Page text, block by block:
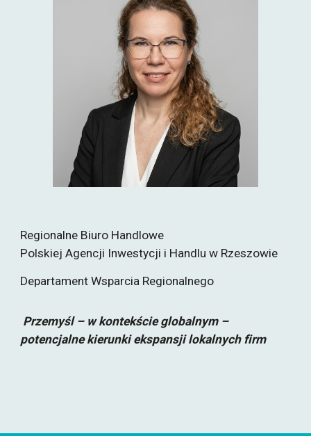
Regionalne Biuro Handlowe
Polskiej Agencji Inwestycji i Handlu w Rzeszowie
Departament Wsparcia Regionalnego
Przemyśl – w kontekście globalnym –
potencjalne kierunki ekspansji lokalnych firm